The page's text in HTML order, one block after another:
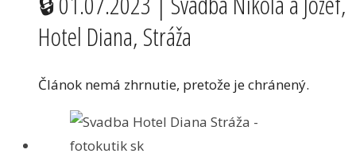
Hotel Diana, Stráža
Článok nemá zhrnutie, pretože je chránený.